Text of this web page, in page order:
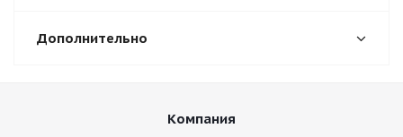
Дополнительно
Компания